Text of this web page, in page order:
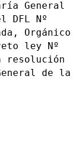
General
Nº
Orgánico
ley Nº
resolución
de la